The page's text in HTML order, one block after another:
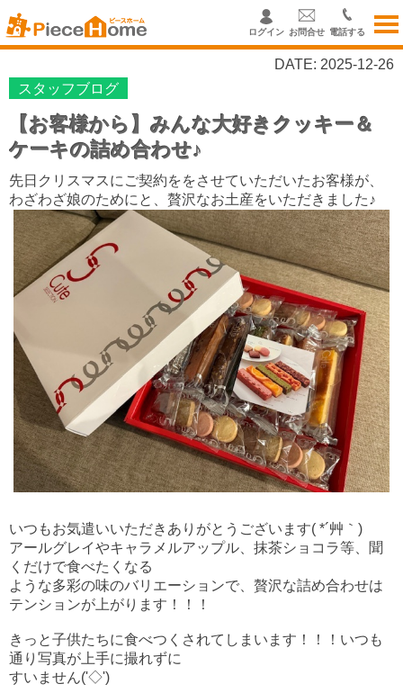
ログイン お問合せ 電話する
DATE: 2025-12-26
スタッフブログ
【お客様から】みんな大好きクッキー＆
ケーキの詰め合わせ♪
先日クリスマスにご契約ををさせていただいたお客様が、
わざわざ娘のためにと、 贅沢なお土産をいただきました♪
いつもお気遣いいただきありがとうございます( *´艸｀)
アールグレイやキャラメルアップル、抹茶ショコラ等、聞
くだけで食べたくなる
ような多彩の味のバリエーションで、贅沢な詰め合わせは
テンションが 上がります！！！
きっと子供たちに食べつくされてしまいます！！！いつも
通り 写真が上手に撮れずに
すいません('◇')ゞ